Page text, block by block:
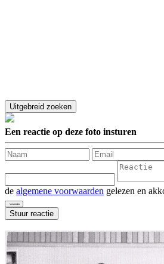
Een reactie op deze foto insturen
de algemene voorwaarden gelezen en